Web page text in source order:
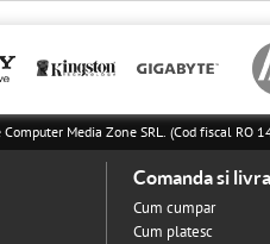
Media Zone SRL. (Cod fiscal RO
Comanda si
Cum cumpar
Cum platesc